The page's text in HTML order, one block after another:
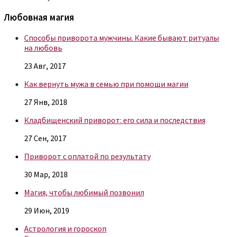
Любовная магия
Способы приворота мужчины. Какие бывают ритуалы
на любовь
23 Авг, 2017
Как вернуть мужа в семью при помощи магии
27 Янв, 2018
Кладбищенский приворот: его сила и последствия
27 Сен, 2017
Приворот с оплатой по результату
30 Мар, 2018
Магия, чтобы любимый позвонил
29 Июн, 2019
Астрология и гороскоп